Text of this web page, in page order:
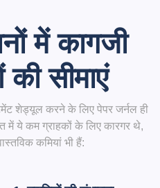
में कागजी
सीमाएं
शेड्यूल करने के लिए पेपर जर्नल ही
ये कम ग्राहकों के लिए कारगर थे,
कमियां भी हैं: